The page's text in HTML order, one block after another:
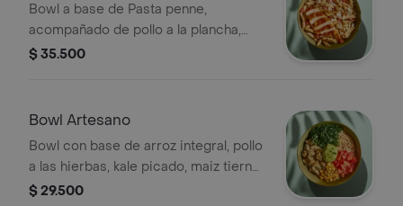
Bowl a base de Pasta penne,
acompañado de pollo a la plancha,
pesto, tomate chonto y queso feta.
$ 35.500
Bowl Artesano
Bowl con base de arroz integral, pollo
a las hierbas, kale picado, maiz tierno,
tomate, guacamole y cilantro.
$ 29.500